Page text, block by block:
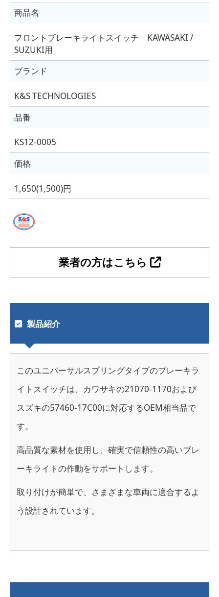
商品名
フロントブレーキライトスイッチ KAWASAKI /
SUZUKI用
ブランド
K&S TECHNOLOGIES
品番
KS12-0005
価格
1,650(1,500)円
業者の方はこちら
製品紹介
このユニバーサルスプリングタイプのブレーキラ
イトスイッチは、カワサキの21070-1170および
スズキの57460-17C00に対応するOEM相当品で
す。
高品質な素材を使用し、確実で信頼性の高いブレ
ーキライトの作動をサポートします。
取り付けが簡単で、さまざまな車両に適合するよ
う設計されています。